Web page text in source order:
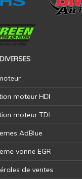
moteur HDI
moteur TDI
AdBlue
vanne EGR
de ventes